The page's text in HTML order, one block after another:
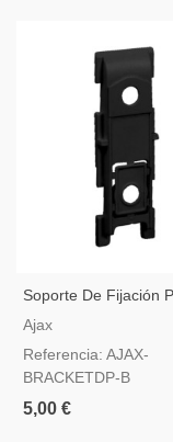
Soporte De Fijación
Detector Ajax
Ajax
Referencia: AJAX-
BRACKETDP-B
5,00 €